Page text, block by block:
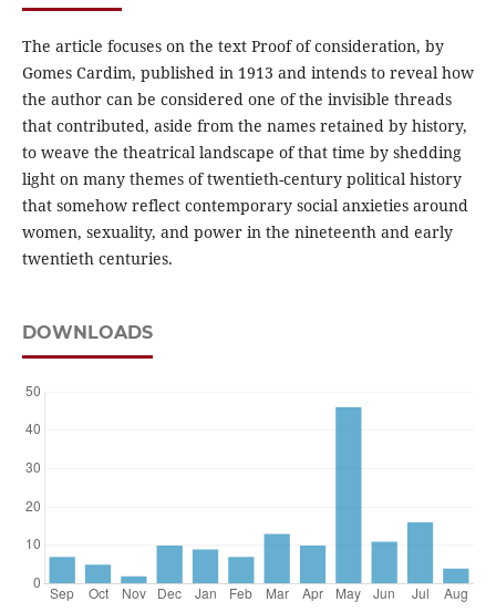
The article focuses on the text Proof of consideration, by
Gomes Cardim, published in 1913 and intends to reveal how
the author can be considered one of the invisible threads
that contributed, aside from the names retained by history,
to weave the theatrical landscape of that time by shedding
light on many themes of twentieth-century political history
that somehow reflect contemporary social anxieties around
women, sexuality, and power in the nineteenth and early
twentieth centuries.
DOWNLOADS